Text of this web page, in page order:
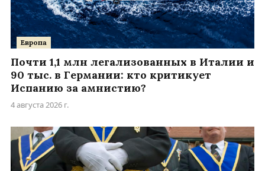
Европа
Почти 1,1 млн легализованных в Италии и
90 тыс. в Германии: кто критикует
Испанию за амнистию?
4 августа 2026 г.